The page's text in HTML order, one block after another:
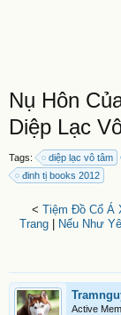
Nụ Hôn
Diệp Lạc
Tags: diệp lạc vô tâm
đinh tị books 2012
< Tiệm Đồ Cổ Á
Trang|
Nếu Như
Active